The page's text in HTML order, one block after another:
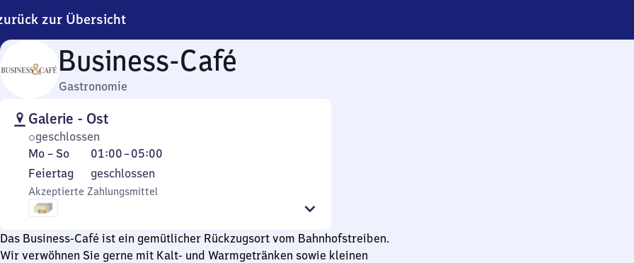
zur Übersicht
Business-Café
Gastronomie
Galerie - Ost
geschlossen
Montag
bis
Sonntag
Mo – So 01:00–05:00
Von
1
Uhr
Uhr
Feiertag
Feiertag geschlossen
Akzeptierte Zahlungsmittel
Das Business-Café ist ein gemütlicher Rückzugsort vom Bahnhofstreiben.
Wir verwöhnen Sie gerne mit Kalt- und Warmgetränken sowie kleinen